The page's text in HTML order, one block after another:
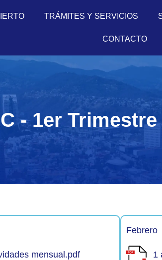
TRÁMITES Y SERVICIOS
CONTACTO
- 1er Trimestre
mensual.pdf
Febrero
1